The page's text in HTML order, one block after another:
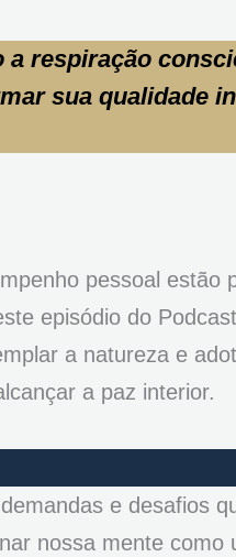
a respiração
sua qualidade
pessoal
episódio do
a natureza e
a paz interior.
e desafios
nossa mente